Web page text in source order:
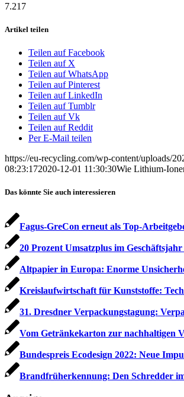
7.217
Artikel teilen
Teilen auf Facebook
Teilen auf X
Teilen auf WhatsApp
Teilen auf Pinterest
Teilen auf LinkedIn
Teilen auf Tumblr
Teilen auf Vk
Teilen auf Reddit
Per E-Mail teilen
https://eu-recycling.com/wp-content/uploads/
08:23:172020-12-01 11:30:30Wie Lithium-
Das könnte Sie auch interessieren
Fagus-GreCon erneut als Top-
20 Prozent Umsatzplus im
Altpapier in Europa: Enorme
Kreislaufwirtschaft für Kunststoffe:
31. Dresdner Verpackungstagung:
Vom Getränkekarton zur nachhaltigen
Bundespreis Ecodesign 2022: Neue
Brandfrüherkennung: Den Schredder